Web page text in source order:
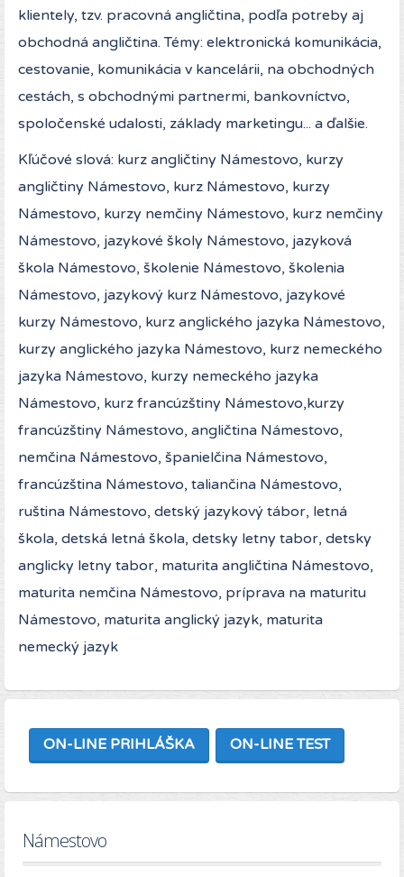
klientely, tzv. pracovná angličtina, podľa potreby aj
obchodná angličtina. Témy: elektronická komunikácia,
cestovanie, komunikácia v kancelárii, na obchodných
cestách, s obchodnými partnermi, bankovníctvo,
spoločenské udalosti, základy marketingu... a ďalšie.
Kľúčové slová: kurz angličtiny Námestovo, kurzy
angličtiny Námestovo, kurz Námestovo, kurzy
Námestovo, kurzy nemčiny Námestovo, kurz nemčiny
Námestovo, jazykové školy Námestovo, jazyková
škola Námestovo, školenie Námestovo, školenia
Námestovo, jazykový kurz Námestovo, jazykové
kurzy Námestovo, kurz anglického jazyka Námestovo,
kurzy anglického jazyka Námestovo, kurz nemeckého
jazyka Námestovo, kurzy nemeckého jazyka
Námestovo, kurz francúzštiny Námestovo,kurzy
francúzštiny Námestovo, angličtina Námestovo,
nemčina Námestovo, španielčina Námestovo,
francúzština Námestovo, taliančina Námestovo,
ruština Námestovo, detský jazykový tábor, letná
škola, detská letná škola, detsky letny tabor, detsky
anglicky letny tabor, maturita angličtina Námestovo,
maturita nemčina Námestovo, príprava na maturitu
Námestovo, maturita anglický jazyk, maturita
nemecký jazyk
ON-LINE PRIHLÁŠKA ON-LINE TEST
Námestovo